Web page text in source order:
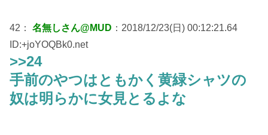
42： 名無しさん@MUD ：2018/12/23(日) 00:12:21.64
ID:+joYOQBk0.net
>>24
手前のやつはともかく黄緑シャツの
奴は明らかに女見とるよな